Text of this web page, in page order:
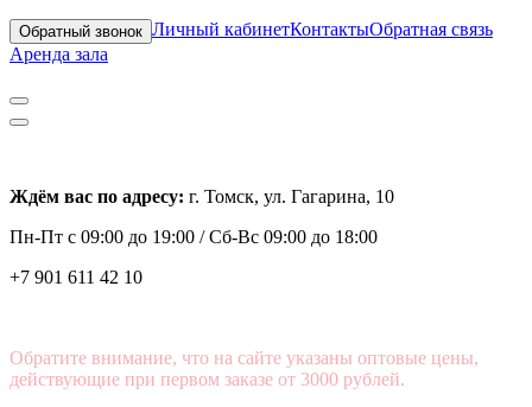
Обратный звонок Личный кабинетКонтактыОбратная связь
Аренда зала
Ждём вас по адресу: г. Томск, ул. Гагарина, 10
Пн-Пт с 09:00 до 19:00 /Сб-Вс 09:00 до 18:00
+7 901 611 42 10
Обратите внимание, что на сайте указаны оптовые цены,
действующие при первом заказе от 3000 рублей.